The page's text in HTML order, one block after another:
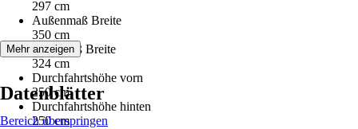
297 cm
Außenmaß Breite
350 cm
Innenmaß Breite
324 cm
Durchfahrtshöhe vorn
250 cm
Durchfahrtshöhe hinten
250 cm
Mehr anzeigen
Datenblätter
Bereich überspringen